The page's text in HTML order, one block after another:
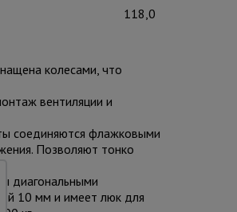
118,0
колесами, что
вентиляции и
соединяются флажковыми
Позволяют тонко
диагональными
10 мм и имеет люк для